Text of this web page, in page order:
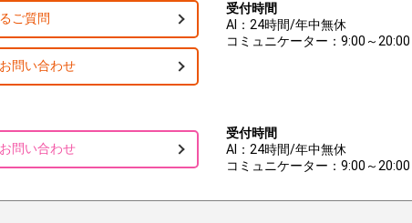
ご質問
問い合わせ
受付時間
AI：24時間/年中無休
コミュニケーター：9:00～20:00
問い合わせ
受付時間
AI：24時間/年中無休
コミュニケーター：9:00～20:00